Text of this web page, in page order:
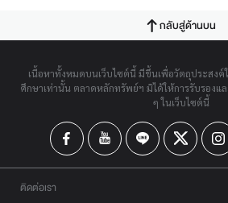
กลับสู่ด้านบน
เนื้อหาทั้งหมดบนเว็บไซต์นี้ มีขึ้นเพื่อวัตถุประสงค์
ศึกษาเท่านั้น ตลาดหลักทรัพย์ฯ มิได้ให้การรับรองแ
ๆ ในเว็บไซต์นี้
ติดต่อเรา